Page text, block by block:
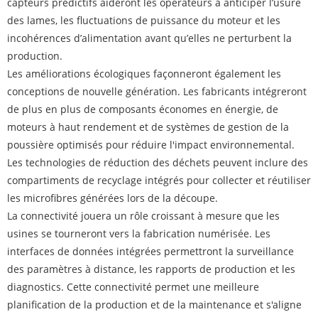
des lames, les fluctuations de puissance du moteur et les
incohérences d’alimentation avant qu’elles ne perturbent la
production.
Les améliorations écologiques façonneront également les
conceptions de nouvelle génération. Les fabricants intégreront
de plus en plus de composants économes en énergie, de
moteurs à haut rendement et de systèmes de gestion de la
poussière optimisés pour réduire l'impact environnemental.
Les technologies de réduction des déchets peuvent inclure des
compartiments de recyclage intégrés pour collecter et réutiliser
les microfibres générées lors de la découpe.
La connectivité jouera un rôle croissant à mesure que les
usines se tourneront vers la fabrication numérisée. Les
interfaces de données intégrées permettront la surveillance
des paramètres à distance, les rapports de production et les
diagnostics. Cette connectivité permet une meilleure
planification de la production et de la maintenance et s'aligne